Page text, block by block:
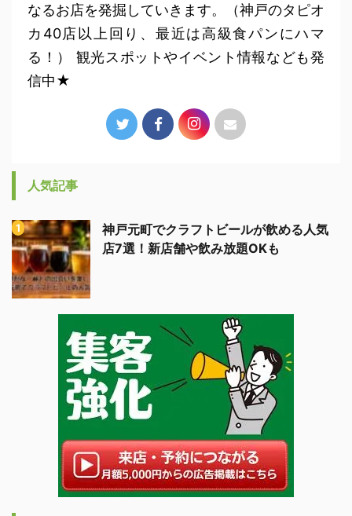
なるお店を発掘していきます。（神戸のタピオ
カ40店以上回り、最近は高級食パンにハマ
る！） 観光スポットやイベント情報なども発
信中★
人気記事
神戸元町でクラフトビールが飲める人気
店7選！新店舗や飲み放題OKも